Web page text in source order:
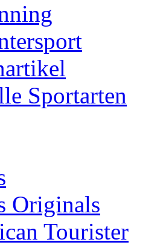
Sportarten
Originals
Tourister